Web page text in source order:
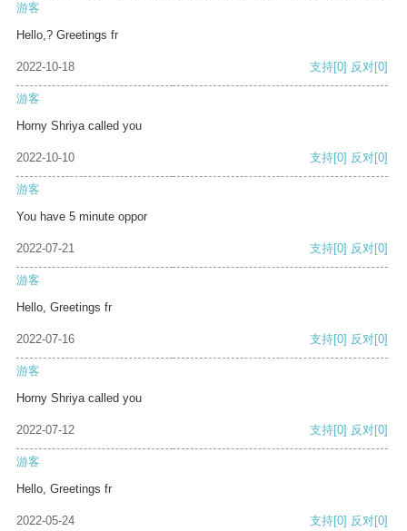
游客
Hello,? Greetings fr
2022-10-18 支持[0] 反对[0]
游客
Horny Shriya called you
2022-10-10 支持[0] 反对[0]
游客
You have 5 minute oppor
2022-07-21 支持[0] 反对[0]
游客
Hello, Greetings fr
2022-07-16 支持[0] 反对[0]
游客
Horny Shriya called you
2022-07-12 支持[0] 反对[0]
游客
Hello, Greetings fr
2022-05-24 支持[0] 反对[0]